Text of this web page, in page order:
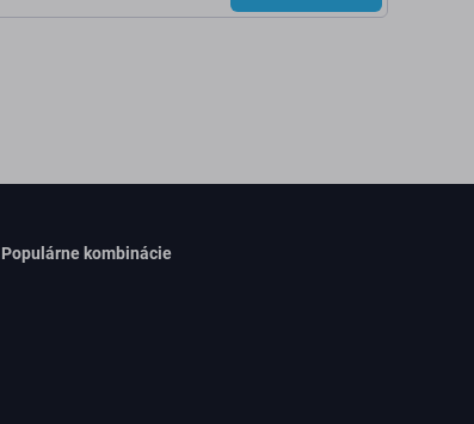
Populárne kombinácie